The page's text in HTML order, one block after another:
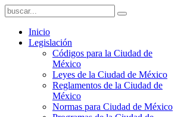
Inicio
Legislación
Códigos para la Ciudad de
México
Leyes de la Ciudad de México
Reglamentos de la Ciudad de
México
Normas para Ciudad de México